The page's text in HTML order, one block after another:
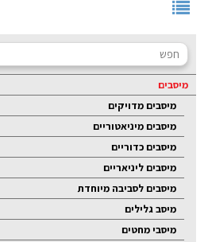
מיסבים
מיסבים מדויקים
מיסבים מיניאטוריים
מיסבים כדוריים
מיסבים ליניאריים
מיסבים לסביבה מיוחדת
מיסב גלילים
מיסבי מחטים